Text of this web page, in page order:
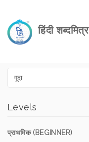
हिंदी शब्दमित्र
Levels
प्राथमिक (BEGINNER)